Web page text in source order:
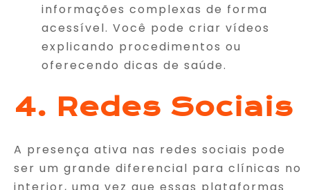
informações complexas de forma
acessível. Você pode criar vídeos
explicando procedimentos ou
oferecendo dicas de saúde.
4. Redes Sociais
A presença ativa nas redes sociais pode
ser um grande diferencial para clínicas no
interior, uma vez que essas plataformas